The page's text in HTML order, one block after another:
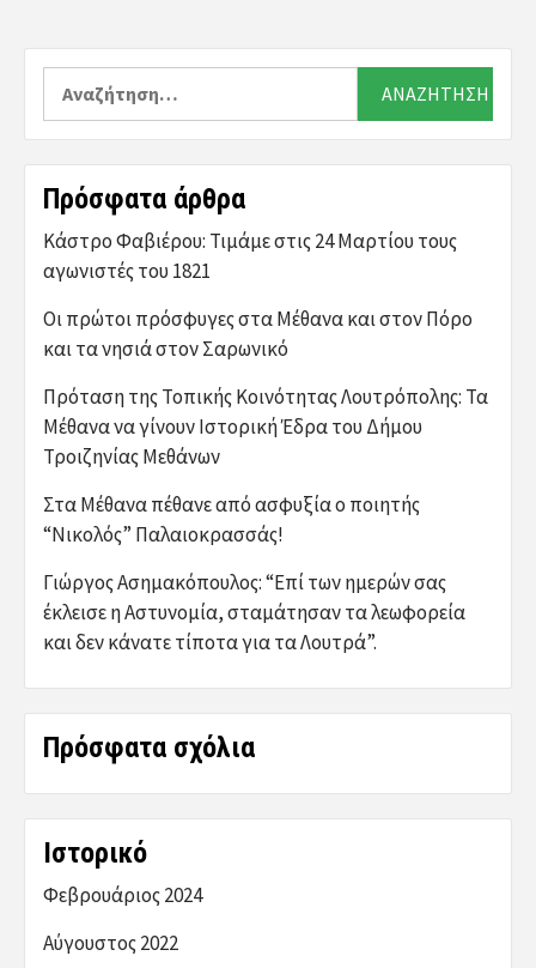
Αναζήτηση
για:
Πρόσφατα άρθρα
Κάστρο Φαβιέρου: Τιμάμε στις 24 Μαρτίου τους
αγωνιστές του 1821
Οι πρώτοι πρόσφυγες στα Μέθανα και στον Πόρο
και τα νησιά στον Σαρωνικό
Πρόταση της Τοπικής Κοινότητας Λουτρόπολης: Τα
Μέθανα να γίνουν Ιστορική Έδρα του Δήμου
Τροιζηνίας Μεθάνων
Στα Μέθανα πέθανε από ασφυξία ο ποιητής
“Νικολός” Παλαιοκρασσάς!
Γιώργος Ασημακόπουλος: “Επί των ημερών σας
έκλεισε η Αστυνομία, σταμάτησαν τα λεωφορεία
και δεν κάνατε τίποτα για τα Λουτρά”.
Πρόσφατα σχόλια
Ιστορικό
Φεβρουάριος 2024
Αύγουστος 2022